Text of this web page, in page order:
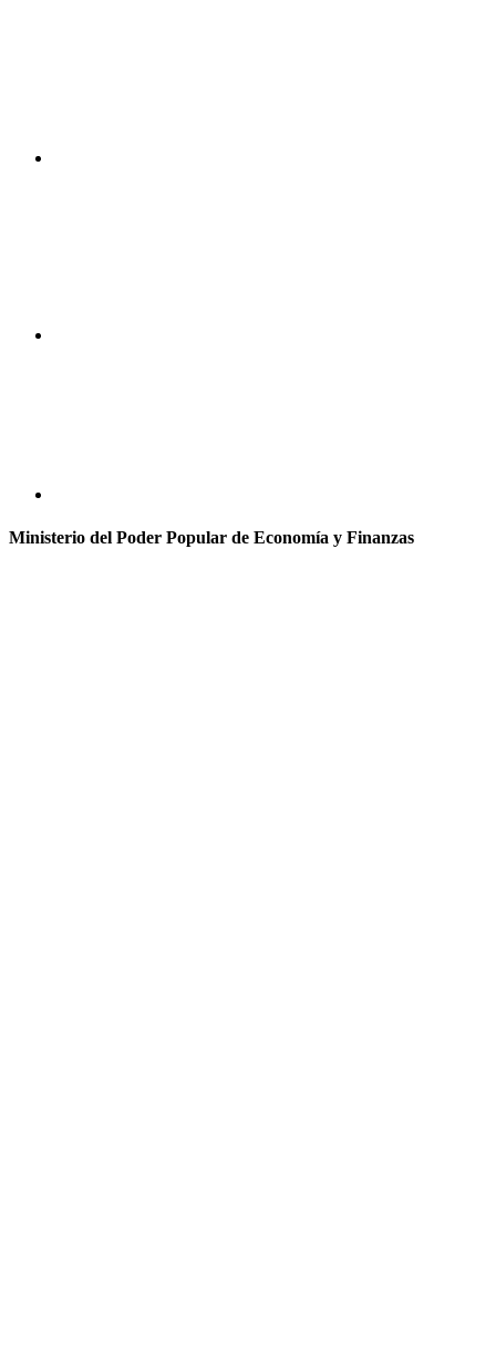
Ministerio del Poder Popular de Economía y Finanzas